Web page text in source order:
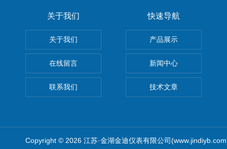
关于我们
关于我们
在线留言
联系我们
快速导航
产品展示
新闻中心
技术文章
Copyright © 2026 江苏·金湖金迪仪表有限公司